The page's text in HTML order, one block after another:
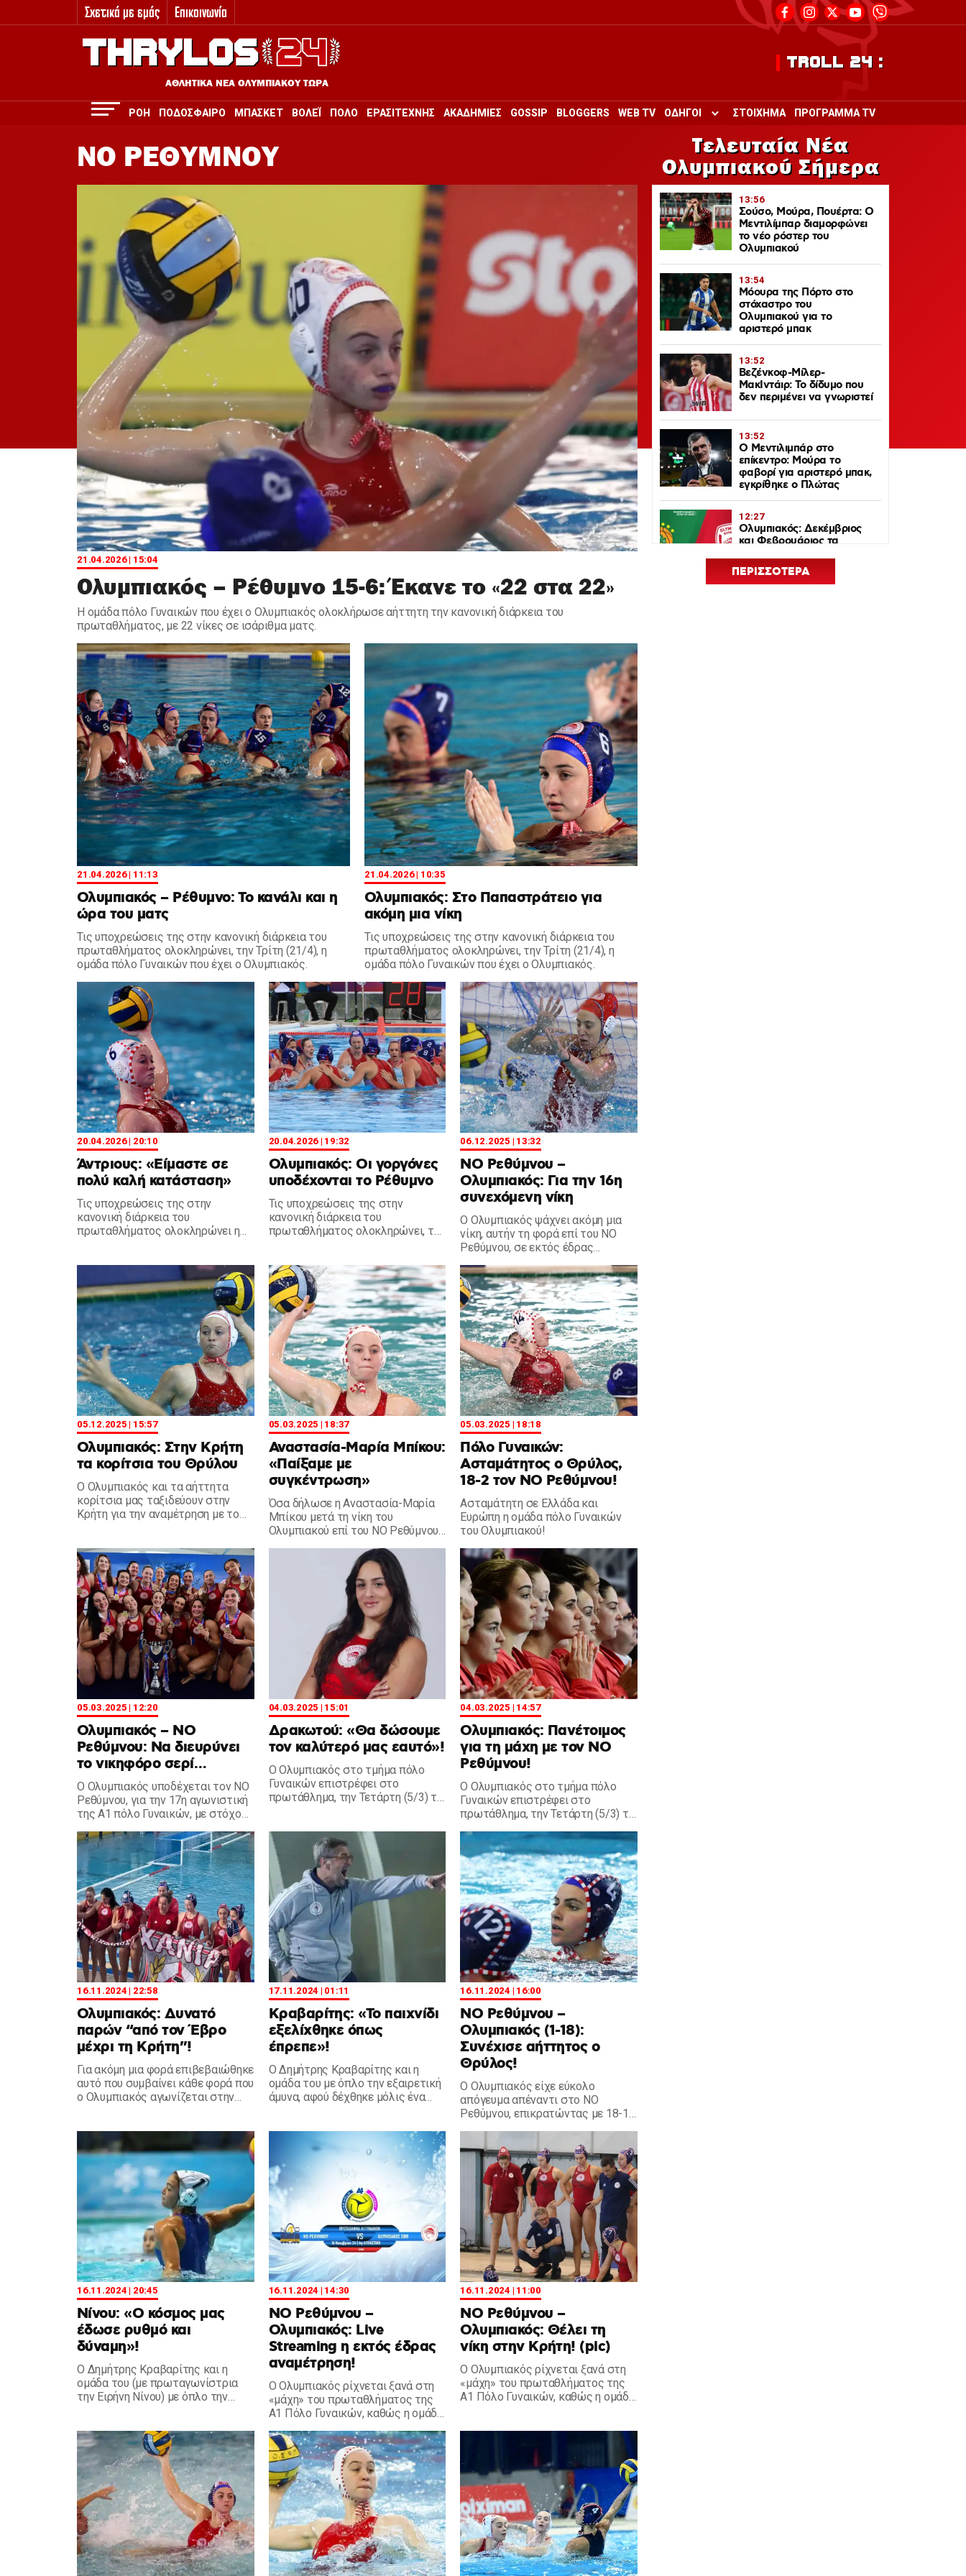
Σχετικά με εμάς Επικοινωνία
ΑΘΛΗΤΙΚΑ ΝΕΑ ΟΛΥΜΠΙΑΚΟΥ ΤΩΡΑ
TROLL 24 :
ΡΟΗ ΠΟΔΟΣΦΑΙΡΟ ΜΠΑΣΚΕΤ ΒΟΛΕΪ ΠΟΛΟ ΕΡΑΣΙΤΕΧΝΗΣ ΑΚΑΔΗΜΙΕΣ GOSSIP BLOGGERS WEB TV
ΟΔΗΓΟΙ
Toggle submenu for ΟΔΗΓΟΙ
ΣΤΟΙΧΗΜΑ ΠΡΟΓΡΑΜΜΑ TV
ΝΟ ΡΕΘΥΜΝΟΥ
21.04.2026 | 15:04
Ολυμπιακός – Ρέθυμνο 15-6: Έκανε το «22 στα 22»
Η ομάδα πόλο Γυναικών που έχει ο Ολυμπιακός ολοκλήρωσε αήττητη την κανονική διάρκεια του
πρωταθλήματος, με 22 νίκες σε ισάριθμα ματς.
21.04.2026 | 11:13
Ολυμπιακός – Ρέθυμνο: Το κανάλι και η
ώρα του ματς
Τις υποχρεώσεις της στην κανονική διάρκεια του
πρωταθλήματος ολοκληρώνει, την Τρίτη (21/4), η
ομάδα πόλο Γυναικών που έχει ο Ολυμπιακός.
21.04.2026 | 10:35
Ολυμπιακός: Στο Παπαστράτειο για
ακόμη μια νίκη
Τις υποχρεώσεις της στην κανονική διάρκεια του
πρωταθλήματος ολοκληρώνει, την Τρίτη (21/4), η
ομάδα πόλο Γυναικών που έχει ο Ολυμπιακός.
20.04.2026 | 20:10
Άντριους: «Είμαστε σε
πολύ καλή κατάσταση»
Τις υποχρεώσεις της στην
κανονική διάρκεια του
πρωταθλήματος ολοκληρώνει η
20.04.2026 | 19:32
Ολυμπιακός: Οι γοργόνες
υποδέχονται το Ρέθυμνο
Τις υποχρεώσεις της στην
κανονική διάρκεια του
πρωταθλήματος ολοκληρώνει, την
06.12.2025 | 13:32
ΝΟ Ρεθύμνου –
Ολυμπιακός: Για την 16η
συνεχόμενη νίκη
Ο Ολυμπιακός ψάχνει ακόμη μια
νίκη, αυτήν τη φορά επί του ΝΟ
Ρεθύμνου, σε εκτός έδρας
05.12.2025 | 15:57
Ολυμπιακός: Στην Κρήτη
τα κορίτσια του Θρύλου
Ο Ολυμπιακός και τα αήττητα
κορίτσια μας ταξιδεύουν στην
Κρήτη για την αναμέτρηση με το
05.03.2025 | 18:37
Αναστασία-Μαρία Μπίκου:
«Παίξαμε με
συγκέντρωση»
Όσα δήλωσε η Αναστασία-Μαρία
Μπίκου μετά τη νίκη του
Ολυμπιακού επί του ΝΟ Ρεθύμνου
05.03.2025 | 18:18
Πόλο Γυναικών:
Ασταμάτητος ο Θρύλος,
18-2 τον ΝΟ Ρεθύμνου!
Ασταμάτητη σε Ελλάδα και
Ευρώπη η ομάδα πόλο Γυναικών
του Ολυμπιακού!
05.03.2025 | 12:20
Ολυμπιακός – ΝΟ
Ρεθύμνου: Να διευρύνει
το νικηφόρο σερί…
Ο Ολυμπιακός υποδέχεται τον ΝΟ
Ρεθύμνου, για την 17η αγωνιστική
της Α1 πόλο Γυναικών, με στόχο
διευρυνθεί το νικηφόρο σερί του
Θρύλου.
04.03.2025 | 15:01
Δρακωτού: «Θα δώσουμε
τον καλύτερό μας εαυτό»!
Ο Ολυμπιακός στο τμήμα πόλο
Γυναικών επιστρέφει στο
πρωτάθλημα, την Τετάρτη (5/3) το
04.03.2025 | 14:57
Ολυμπιακός: Πανέτοιμος
για τη μάχη με τον ΝΟ
Ρεθύμνου!
Ο Ολυμπιακός στο τμήμα πόλο
Γυναικών επιστρέφει στο
πρωτάθλημα, την Τετάρτη (5/3) το
τον ΝΟ Ρεθύμνου.
16.11.2024 | 22:58
Ολυμπιακός: Δυνατό
παρών “από τον Έβρο
μέχρι τη Κρήτη”!
Για ακόμη μια φορά επιβεβαιώθηκε
αυτό που συμβαίνει κάθε φορά που
ο Ολυμπιακός αγωνίζεται στην
17.11.2024 | 01:11
Κραβαρίτης: «Το παιχνίδι
εξελίχθηκε όπως
έπρεπε»!
Ο Δημήτρης Κραβαρίτης και η
ομάδα του με όπλο την εξαιρετική
άμυνα, αφού δέχθηκε μόλις ένα
16.11.2024 | 16:00
ΝΟ Ρεθύμνου –
Ολυμπιακός (1-18):
Συνέχισε αήττητος ο
Θρύλος!
Ο Ολυμπιακός είχε εύκολο
απόγευμα απέναντι στο ΝΟ
Ρεθύμνου, επικρατώντας με 18-1
Γυναικών.
16.11.2024 | 20:45
Νίνου: «Ο κόσμος μας
έδωσε ρυθμό και
δύναμη»!
Ο Δημήτρης Κραβαρίτης και η
ομάδα του (με πρωταγωνίστρια
την Ειρήνη Νίνου) με όπλο την
16.11.2024 | 14:30
ΝΟ Ρεθύμνου –
Ολυμπιακός: Live
Streaming η εκτός έδρας
αναμέτρηση!
Ο Ολυμπιακός ρίχνεται ξανά στη
«μάχη» του πρωταθλήματος της
Α1 Πόλο Γυναικών, καθώς η ομάδα
Ρεθύμνου εκτός έδρας.
16.11.2024 | 11:00
ΝΟ Ρεθύμνου –
Ολυμπιακός: Θέλει τη
νίκη στην Κρήτη! (pic)
Ο Ολυμπιακός ρίχνεται ξανά στη
«μάχη» του πρωταθλήματος της
Α1 Πόλο Γυναικών, καθώς η ομάδα
Τελευταία Νέα
Ολυμπιακού Σήμερα
13:56
Σούσο, Μούρα, Πουέρτα: Ο
Μεντιλίμπαρ διαμορφώνει
το νέο ρόστερ του
Ολυμπιακού
13:54
Μόουρα της Πόρτο στο
στόχαστρο του
Ολυμπιακού για το
αριστερό μπακ
13:52
Βεζένκοφ-Μίλερ-
ΜακΙντάιρ: Το δίδυμο που
δεν περιμένει να γνωριστεί
13:52
Ο Μεντιλιμπάρ στο
επίκεντρο: Μούρα το
φαβορί για αριστερό μπακ,
εγκρίθηκε ο Πλώτας
12:27
Ολυμπιακός: Δεκέμβριος
και Φεβρουάριος τα
Παναθηναϊκό στη
EuroLeague 2026-27
ΠΕΡΙΣΣΟΤΕΡΑ